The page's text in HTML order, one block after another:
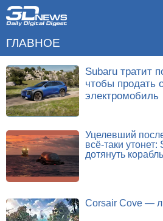
ГЛАВНОЕ
Subaru тратит
чтобы продать
электромобиль
Уцелевший
всё-таки
дотянуть
Corsair Cove —